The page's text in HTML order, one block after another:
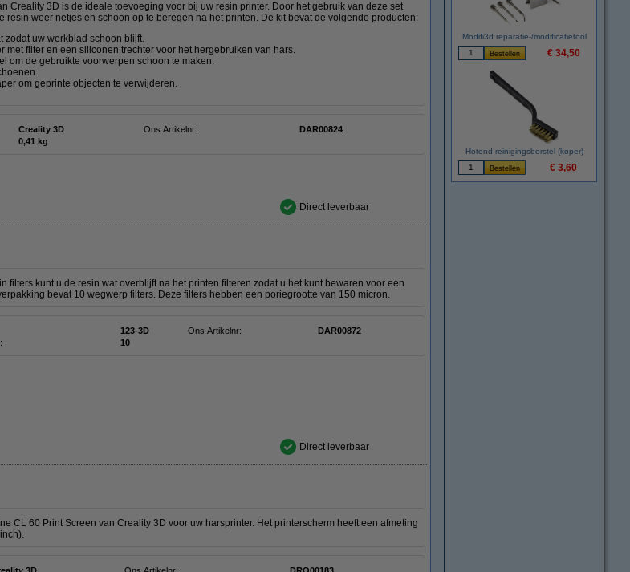
Creality 3D is de ideale toevoeging voor bij uw resin printer. Door het gebruik van deze set
resin weer netjes en schoon op te beregen na het printen. De kit bevat de volgende producten:
zodat uw werkblad schoon blijft.
met filter en een siliconen trechter voor het hergebruiken van hars.
om de gebruikte voorwerpen schoon te maken.
om geprinte objecten te verwijderen.
Creality 3D Ons Artikelnr:
DAR00824
0,41 kg
Direct leverbaar
filters kunt u de resin wat overblijft na het printen filteren zodat u het kunt bewaren voor een
bevat 10 wegwerp filters. Deze filters hebben een poriegrootte van 150 micron.
123-3D Ons Artikelnr:
DAR00872
10
Direct leverbaar
CL 60 Print Screen van Creality 3D voor uw harsprinter. Het printerscherm heeft een afmeting
Modifi3d reparatie-/modificatietool
€ 34,50
Hotend reinigingsborstel (koper)
€ 3,60